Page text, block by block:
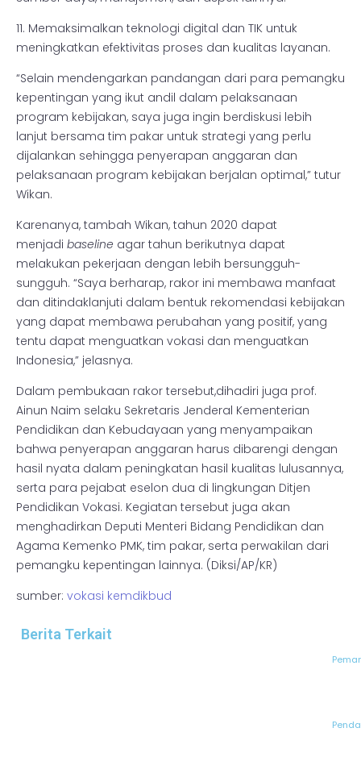
11. Memaksimalkan teknologi digital dan TIK untuk
meningkatkan efektivitas proses dan kualitas layanan.
“Selain mendengarkan pandangan dari para pemangku
kepentingan yang ikut andil dalam pelaksanaan
program kebijakan, saya juga ingin berdiskusi lebih
lanjut bersama tim pakar untuk strategi yang perlu
dijalankan sehingga penyerapan anggaran dan
pelaksanaan program kebijakan berjalan optimal,” tutur
Wikan.
Karenanya, tambah Wikan, tahun 2020 dapat
menjadi baseline agar tahun berikutnya dapat
melakukan pekerjaan dengan lebih bersungguh-
sungguh. “Saya berharap, rakor ini membawa manfaat
dan ditindaklanjuti dalam bentuk rekomendasi kebijakan
yang dapat membawa perubahan yang positif, yang
tentu dapat menguatkan vokasi dan menguatkan
Indonesia,” jelasnya.
Dalam pembukaan rakor tersebut,dihadiri juga prof.
Ainun Naim selaku Sekretaris Jenderal Kementerian
Pendidikan dan Kebudayaan yang menyampaikan
bahwa penyerapan anggaran harus dibarengi dengan
hasil nyata dalam peningkatan hasil kualitas lulusannya,
serta para pejabat eselon dua di lingkungan Ditjen
Pendidikan Vokasi. Kegiatan tersebut juga akan
menghadirkan Deputi Menteri Bidang Pendidikan dan
Agama Kemenko PMK, tim pakar, serta perwakilan dari
pemangku kepentingan lainnya. (Diksi/AP/KR)
sumber: vokasi kemdikbud
Berita Terkait